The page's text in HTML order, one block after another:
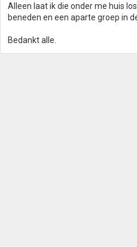
Alleen laat ik die onder me huis
beneden en een aparte groep in
Bedankt alle.